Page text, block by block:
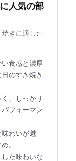
人気の部
きに適した
い食感と濃厚
のすき焼き
、しっかり
フォーマン
味わいが魅
。
した味わいな